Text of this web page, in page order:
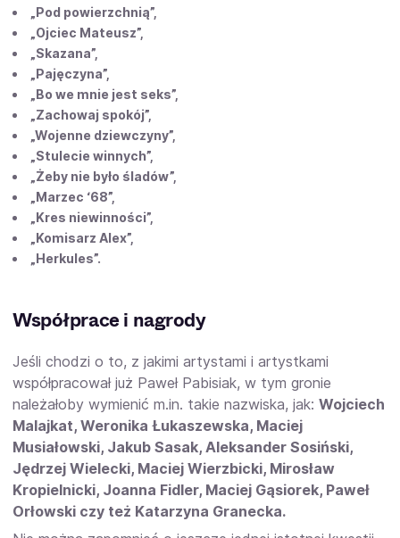
„Pod powierzchnią”,
„Ojciec Mateusz”,
„Skazana”,
„Pajęczyna”,
„Bo we mnie jest seks”,
„Zachowaj spokój”,
„Wojenne dziewczyny”,
„Stulecie winnych”,
„Żeby nie było śladów”,
„Marzec ‘68”,
„Kres niewinności”,
„Komisarz Alex”,
„Herkules”.
Współprace i nagrody
Jeśli chodzi o to, z jakimi artystami i artystkami
współpracował już Paweł Pabisiak, w tym gronie
należałoby wymienić m.in. takie nazwiska, jak: Wojciech
Malajkat, Weronika Łukaszewska, Maciej
Musiałowski, Jakub Sasak, Aleksander Sosiński,
Jędrzej Wielecki, Maciej Wierzbicki, Mirosław
Kropielnicki, Joanna Fidler, Maciej Gąsiorek, Paweł
Orłowski czy też Katarzyna Granecka.